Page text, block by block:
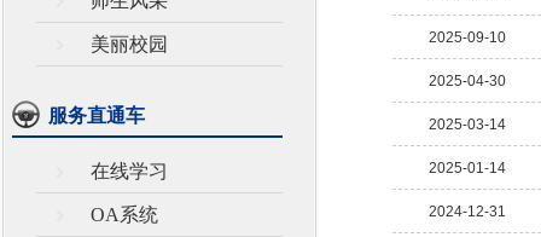
美丽校园
服务直通车
在线学习
OA系统
2025-09-10
2025-04-30
2025-03-14
2025-01-14
2024-12-31